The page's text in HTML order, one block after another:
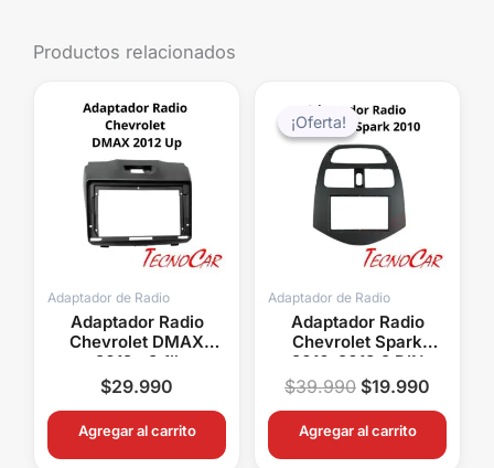
Productos relacionados
Adaptador de Radio
Adaptador Radio
Chevrolet DMAX
2012+ 9.1″
Connection ACH-012N
$29.990
Agregar al carrito
¡Oferta!
¡Oferta!
Adaptador de Radio
Adaptador Radio
Chevrolet Spark
2010-2013 2 DIN
Connection ACH-006
$39.990
precio
original
era:
$39.990.
$19.990
Agregar al carrito